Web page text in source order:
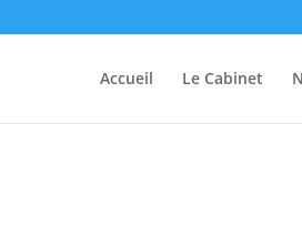
Accueil Le Cabinet